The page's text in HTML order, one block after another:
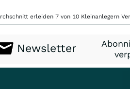
erleiden 7 von 10 Kleinanlegern
Newsletter